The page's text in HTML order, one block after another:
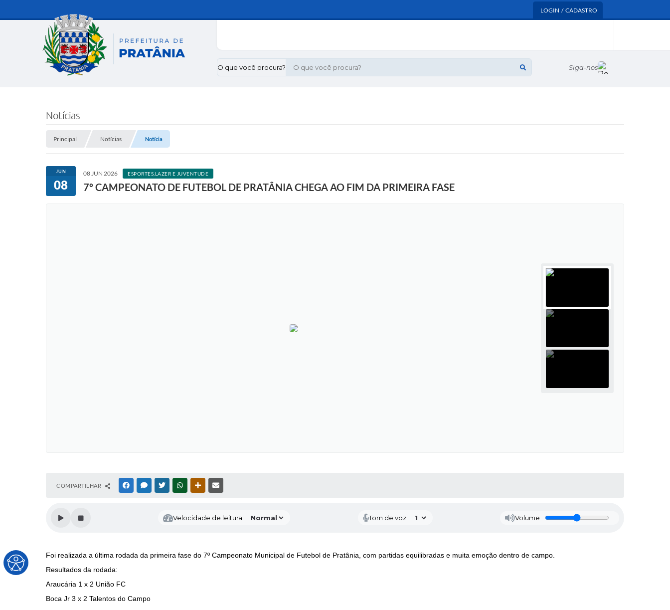
LOGIN / CADASTRO
O que você procura? Siga-nos
Notícias
Principal Notícias Notícia
JUN
08
08 JUN 2026 ESPORTES,LAZER E JUVENTUDE
7º CAMPEONATO DE FUTEBOL DE PRATÂNIA CHEGA AO FIM DA PRIMEIRA FASE
COMPARTILHAR FACEBOOKMESSENGER
TWITTERWHATSAPPOUTRAS MÍDIAS
Velocidade de leitura: Tom de voz: Volume
Foi realizada a última rodada da primeira fase do 7º Campeonato Municipal de Futebol de Pratânia, com partidas equilibradas e muita emoção dentro de campo.
Resultados da rodada:
Araucária 1 x 2 União FC
Boca Jr 3 x 2 Talentos do Campo